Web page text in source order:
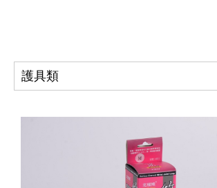
護具類